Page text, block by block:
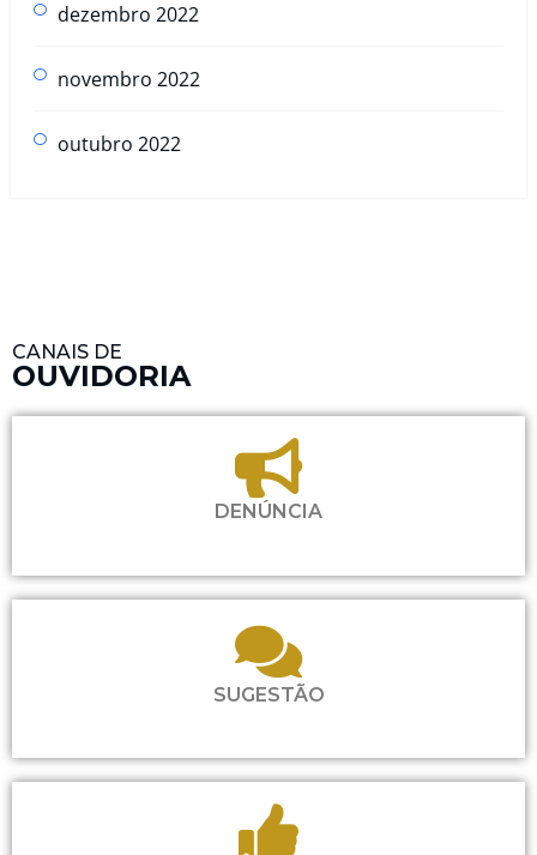
dezembro 2022
novembro 2022
outubro 2022
CANAIS DE
OUVIDORIA
DENÚNCIA
SUGESTÃO